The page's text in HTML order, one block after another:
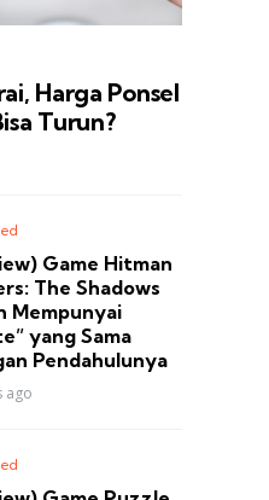
Harga Ponsel
Turun?
Game Hitman
The Shadows
Mempunyai
yang Sama
Pendahulunya
ago